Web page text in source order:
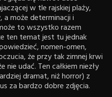
w tle rajskiej plaży,
a może determinacji i
to wszystko razem
ten temat jest tu jednak
nomen-omen,
że przy tak zimnej krwi
udać. Ten całkiem niezły
dramat, niż horror) z
za bardzo dobre zdjęcia.